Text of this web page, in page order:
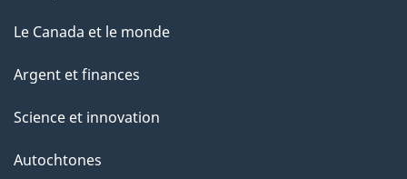
Le Canada et le monde
Argent et finances
Science et innovation
Autochtones